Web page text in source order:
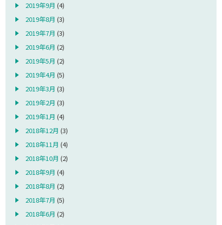
2019年9月 (4)
2019年8月 (3)
2019年7月 (3)
2019年6月 (2)
2019年5月 (2)
2019年4月 (5)
2019年3月 (3)
2019年2月 (3)
2019年1月 (4)
2018年12月 (3)
2018年11月 (4)
2018年10月 (2)
2018年9月 (4)
2018年8月 (2)
2018年7月 (5)
2018年6月 (2)